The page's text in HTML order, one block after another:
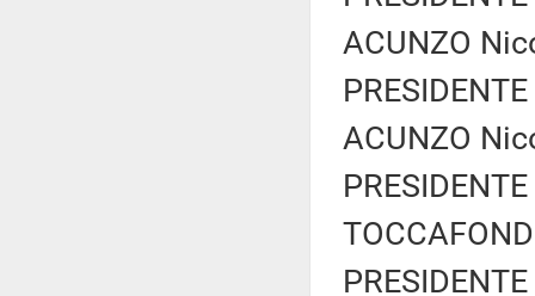
ACUNZO
ACUNZO